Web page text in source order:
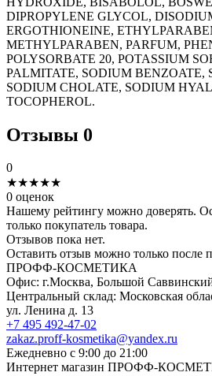
DIPROPYLENE GLYCOL,
ERGOTHIONEINE,
METHYLPARABEN, PARFUM,
POLYSORBATE 20, POTASSIUM
PALMITATE, SODIUM BENZOATE,
SODIUM CHOLATE, SODIUM
TOCOPHEROL.
Отзывы 0
0
★★★★★
0 оценок
Нашему рейтингу можно доверять.
только покупатель товара.
Отзывов пока нет.
Оставить отзыв можно только после
ПРОФФ-КОСМЕТИКА
Офис: г.Москва, Большой
Центральный склад: Московская
ул. Ленина д. 13
+7 495 492-47-02
zakaz.proff-kosmetika@yandex.ru
Ежедневно с 9:00 до 21:00
Интернет магазин ПРОФФ-